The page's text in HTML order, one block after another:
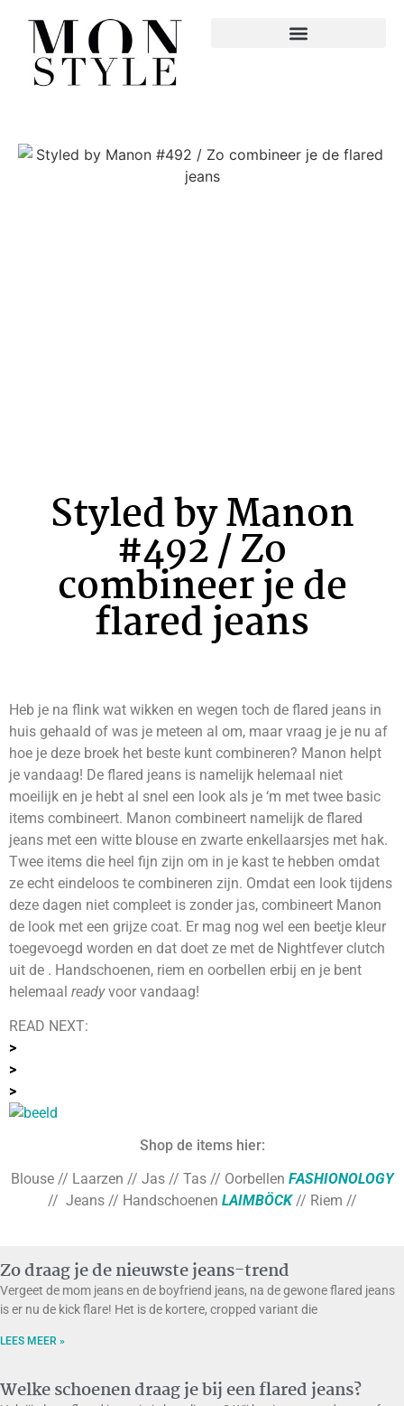
Styled by Manon
#492 / Zo
combineer je de
flared jeans
Heb je na flink wat wikken en wegen toch de flared jeans in
huis gehaald of was je meteen al om, maar vraag je je nu af
hoe je deze broek het beste kunt combineren? Manon helpt
je vandaag! De flared jeans is namelijk helemaal niet
moeilijk en je hebt al snel een look als je ‘m met twee basic
items combineert. Manon combineert namelijk de flared
jeans met een witte blouse en zwarte enkellaarsjes met hak.
Twee items die heel fijn zijn om in je kast te hebben omdat
ze echt eindeloos te combineren zijn. Omdat een look tijdens
deze dagen niet compleet is zonder jas, combineert Manon
de look met een grijze coat. Er mag nog wel een beetje kleur
toegevoegd worden en dat doet ze met de Nightfever clutch
uit de . Handschoenen, riem en oorbellen erbij en je bent
helemaal readyvoor vandaag!
READ NEXT:
>
>
>
Shop de items hier:
Blouse // Laarzen // Jas // Tas // Oorbellen FASHIONOLOGY
// Jeans // Handschoenen LAIMBÖCK// Riem //
Zo draag je de nieuwste jeans-trend
Vergeet de mom jeans en de boyfriend jeans, na de gewone flared jeans
is er nu de kick flare! Het is de kortere, cropped variant die
LEES MEER »
Welke schoenen draag je bij een flared jeans?